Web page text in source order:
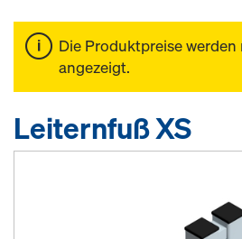
Die Produktpreise werden
angezeigt.
Leiternfuß XS